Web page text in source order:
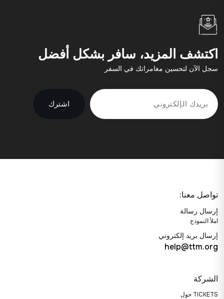
اكتشف المزيد، سافر بشكل أفضل
سجل الآن لتحسين مغامراتك في السفر
اشترك
تواصل معنا:
إرسال رسالة
املأ النموذج
إرسال بريد إلكتروني
help@ttm.org
الشركة
حول TICKETS